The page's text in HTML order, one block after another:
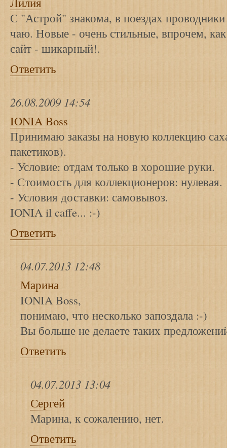
С "Астрой" знакома, в поездах
чаю. Новые - очень стильные, впрочем,
сайт - шикарный!.
Ответить
26.08.2009 14:54
IONIA Boss
Принимаю заказы на новую коллекцию
пакетиков).
- Условие: отдам только в хорошие руки.
- Стоимость для коллекционеров: нулевая.
- Условия доставки: самовывоз.
IONIA il caffe... :-)
Ответить
04.07.2013 12:48
Марина
IONIA Boss,
понимаю, что несколько запоздала :-)
Вы больше не делаете таких
Ответить
04.07.2013 13:04
Сергей
Марина, к сожалению, нет.
Ответить